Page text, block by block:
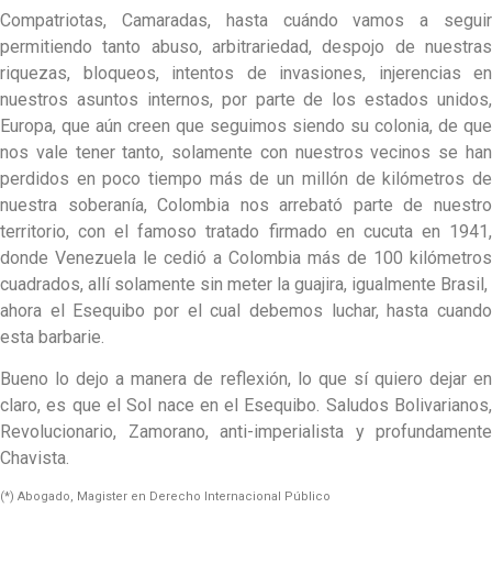
Compatriotas, Camaradas, hasta cuándo vamos a seguir
permitiendo tanto abuso, arbitrariedad, despojo de nuestras
riquezas, bloqueos, intentos de invasiones, injerencias en
nuestros asuntos internos, por parte de los estados unidos,
Europa, que aún creen que seguimos siendo su colonia, de que
nos vale tener tanto, solamente con nuestros vecinos se han
perdidos en poco tiempo más de un millón de kilómetros de
nuestra soberanía, Colombia nos arrebató parte de nuestro
territorio, con el famoso tratado firmado en cucuta en 1941,
donde Venezuela le cedió a Colombia más de 100 kilómetros
cuadrados, allí solamente sin meter la guajira, igualmente Brasil,
ahora el Esequibo por el cual debemos luchar, hasta cuando
esta barbarie.
Bueno lo dejo a manera de reflexión, lo que sí quiero dejar en
claro, es que el Sol nace en el Esequibo. Saludos Bolivarianos,
Revolucionario, Zamorano, anti-imperialista y profundamente
Chavista.
(*) Abogado, Magister en Derecho Internacional Público